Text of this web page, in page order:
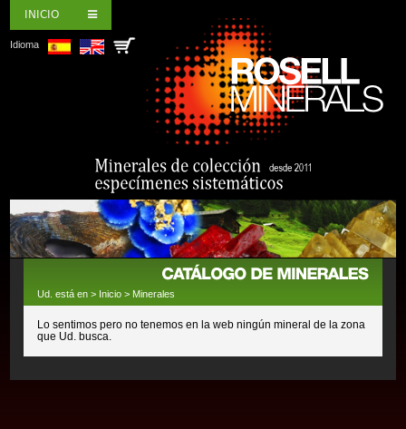
INICIO
Idioma
Ud. está en > Inicio > Minerales
Lo sentimos pero no tenemos en la web ningún mineral de la zona
que Ud. busca.